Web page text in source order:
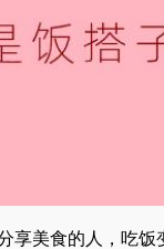
享美食的人，吃